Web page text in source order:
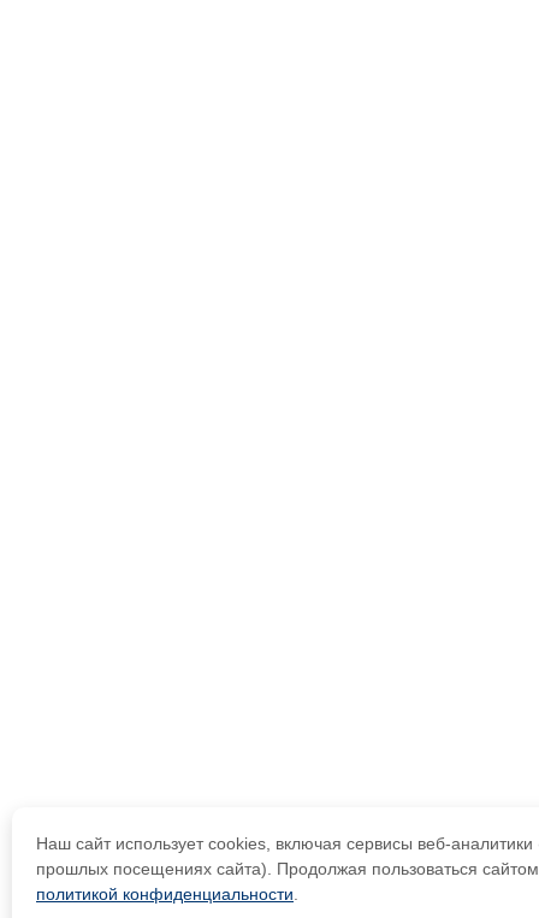
Наш сайт использует cookies, включая сервисы веб-
прошлых посещениях сайта). Продолжая пользоваться
политикой конфиденциальности